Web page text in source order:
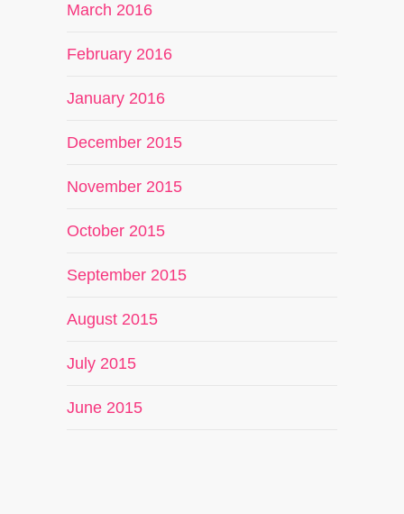
March 2016
February 2016
January 2016
December 2015
November 2015
October 2015
September 2015
August 2015
July 2015
June 2015